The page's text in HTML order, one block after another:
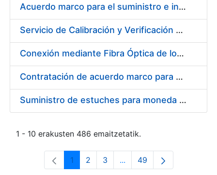
Acuerdo marco para el suministro e instalación de persianas, estores y otros complementos
Servicio de Calibración y Verificación Externa de los Equipos de Medición del Servicio de Prevención de la FNMT-RCM
Conexión mediante Fibra Óptica de los Centros de Proceso de Datos (CPDs) de las sedes de la FNMT-RCM de Burgos y Madrid
Contratación de acuerdo marco para el Suministro de Material de Electricidad para la Fábrica Nacional de Moneda y Timbre-Real Casa de la Moneda en su centro de trabajo de Burgos
Suministro de estuches para moneda de 30 €
1 - 10 erakusten 486 emaitzetatik.
Orrialdea
1 Orrialdea
2 Orrialdea
3 ...Intermediate Pages Use
Orrialdea
49